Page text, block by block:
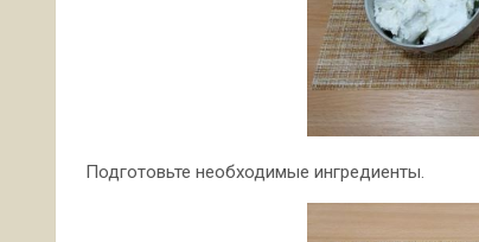
Подготовьте необходимые ингредиенты.